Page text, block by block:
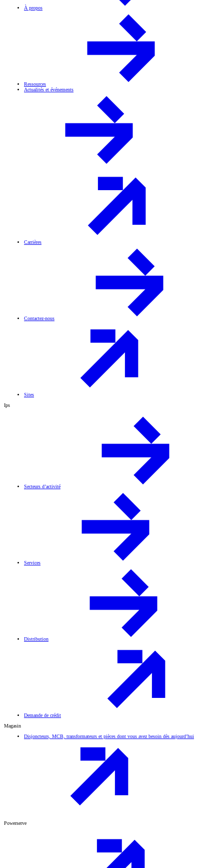
À propos
Ressources
Actualités et événements
Carrières
Contactez-nous
Sites
Ips
Secteurs d’activité
Services
Distribution
Demande de crédit
Magasin
Disjoncteurs, MCB, transformateurs et pièces dont vous avez besoin dès aujourd’hui
Powerserve